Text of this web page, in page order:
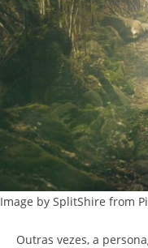
Image by SplitShire from
Outras vezes, a